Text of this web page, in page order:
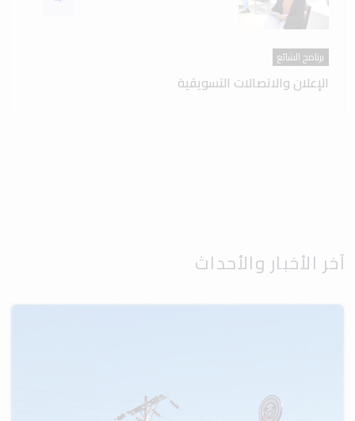
برنامج الشائع
الإعلان والاتصالات التسويقية
آخر الأخبار والأحداث